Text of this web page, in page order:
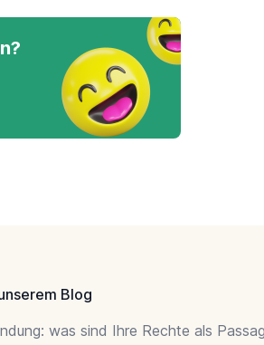
Blog
was sind Ihre Rechte als